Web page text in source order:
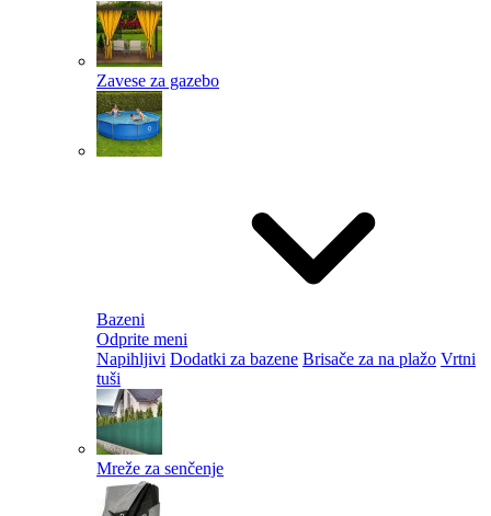
Zavese za gazebo
Bazeni
Odprite meni
Napihljivi Dodatki za bazene Brisače za na plažo Vrtni
tuši
Mreže za senčenje